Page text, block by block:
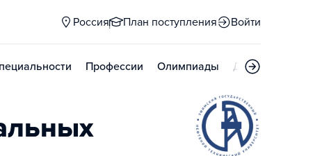
Россия План поступления Войти
Профессии Олимпиады Дни открытых